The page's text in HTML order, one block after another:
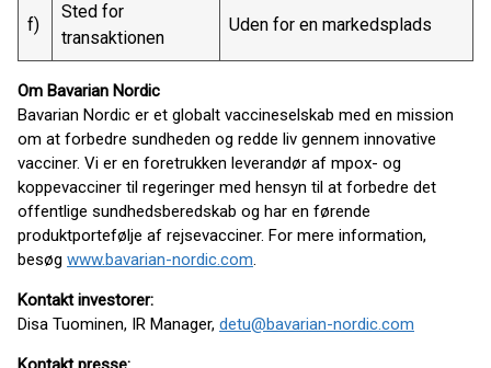
f)
Sted for
transaktionen
Uden for en markedsplads
Om Bavarian Nordic
Bavarian Nordic er et globalt vaccineselskab med en mission
om at forbedre sundheden og redde liv gennem innovative
vacciner. Vi er en foretrukken leverandør af mpox- og
koppevacciner til regeringer med hensyn til at forbedre det
offentlige sundhedsberedskab og har en førende
produktportefølje af rejsevacciner. For mere information,
besøg www.bavarian-nordic.com.
Kontakt investorer:
Disa Tuominen, IR Manager, detu@bavarian-nordic.com